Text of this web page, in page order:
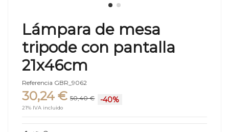
Lámpara de mesa
tripode con pantalla
21x46cm
Referencia GBR_9062
30,24 € 50,40 € -40%
21% IVA incluido